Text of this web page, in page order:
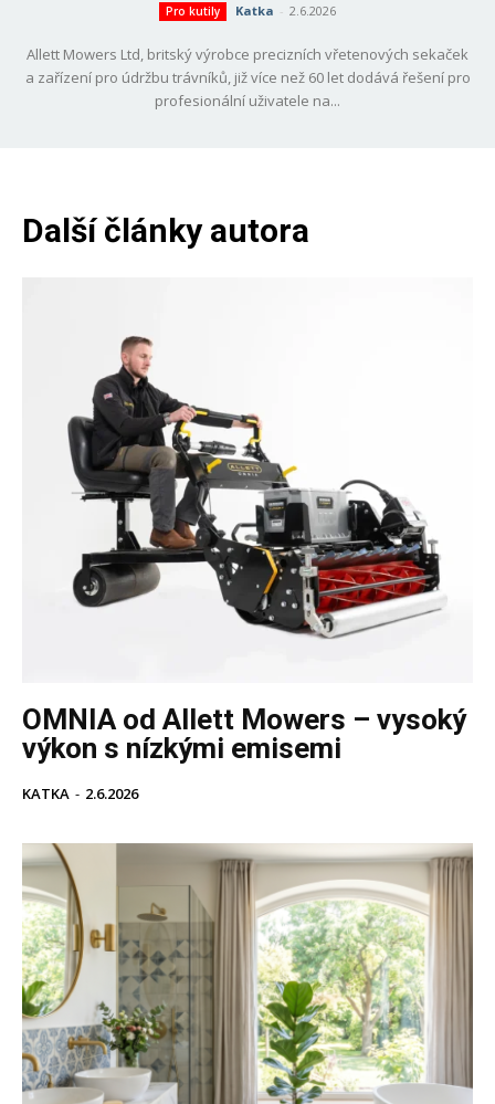
Pro kutily Katka - 2.6.2026
Allett Mowers Ltd, britský výrobce precizních vřetenových sekaček
a zařízení pro údržbu trávníků, již více než 60 let dodává řešení pro
profesionální uživatele na...
Další články autora
OMNIA od Allett Mowers – vysoký
výkon s nízkými emisemi
KATKA - 2.6.2026